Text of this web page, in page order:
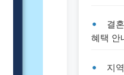
결
혜택 안
지